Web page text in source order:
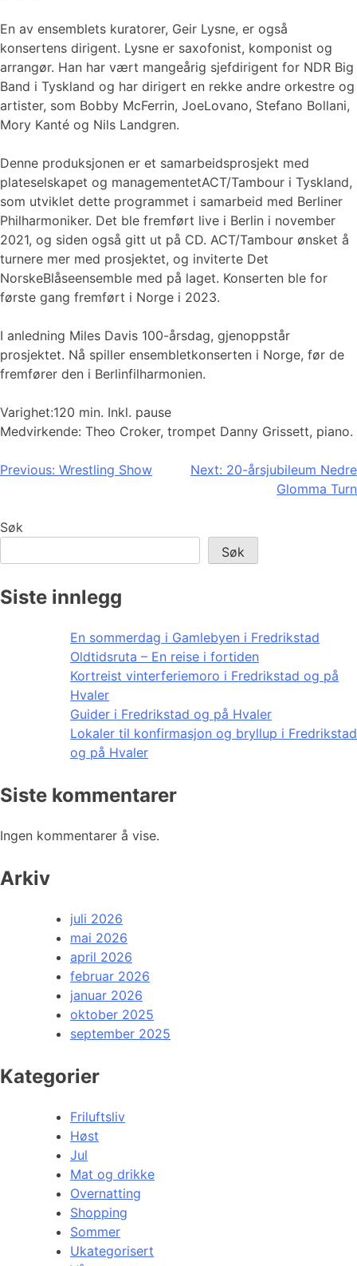
En av ensemblets kuratorer, Geir Lysne, er også
konsertens dirigent. Lysne er saxofonist, komponist og
arrangør. Han har vært mangeårig sjefdirigent for NDR Big
Band i Tyskland og har dirigert en rekke andre orkestre og
artister, som Bobby McFerrin, JoeLovano, Stefano Bollani,
Mory Kanté og Nils Landgren.
Denne produksjonen er et samarbeidsprosjekt med
plateselskapet og managementetACT/Tambour i Tyskland,
som utviklet dette programmet i samarbeid med Berliner
Philharmoniker. Det ble fremført live i Berlin i november
2021, og siden også gitt ut på CD. ACT/Tambour ønsket å
turnere mer med prosjektet, og inviterte Det
NorskeBlåseensemble med på laget. Konserten ble for
første gang fremført i Norge i 2023.
I anledning Miles Davis 100-årsdag, gjenoppstår
prosjektet. Nå spiller ensembletkonserten i Norge, før de
fremfører den i Berlinfilharmonien.
Varighet:120 min. Inkl. pause
Medvirkende: Theo Croker, trompet Danny Grissett, piano.
Innleggsnavigasjon
Previous: Wrestling Show Next: 20-årsjubileum Nedre
Glomma Turn
Søk
Søk
Siste innlegg
En sommerdag i Gamlebyen i Fredrikstad
Oldtidsruta – En reise i fortiden
Kortreist vinterferiemoro i Fredrikstad og på
Hvaler
Guider i Fredrikstad og på Hvaler
Lokaler til konfirmasjon og bryllup i Fredrikstad
og på Hvaler
Siste kommentarer
Ingen kommentarer å vise.
Arkiv
juli 2026
mai 2026
april 2026
februar 2026
januar 2026
oktober 2025
september 2025
Kategorier
Friluftsliv
Høst
Jul
Mat og drikke
Overnatting
Shopping
Sommer
Ukategorisert